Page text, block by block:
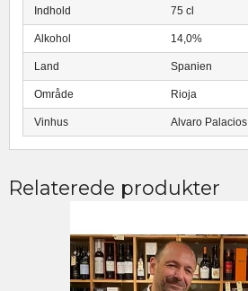
Indhold 75 cl
Alkohol 14,0%
Land Spanien
Område Rioja
Vinhus Alvaro Palacios
Relaterede produkter